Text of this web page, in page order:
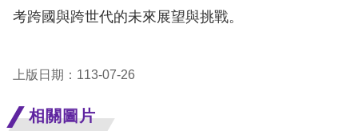
擇
言
兒少版
考跨國與跨世代的未來展望與挑戰。
上版日期：113-07-26
相關圖片